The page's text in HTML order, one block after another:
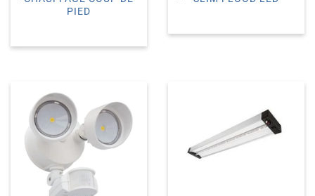
PIED